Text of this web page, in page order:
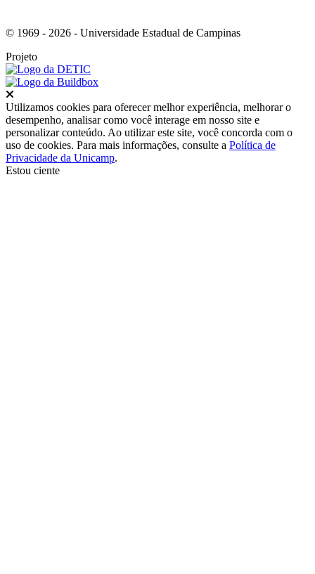
© 1969 - 2026 - Universidade Estadual de Campinas
Projeto
Utilizamos cookies para oferecer melhor experiência, melhorar o
desempenho, analisar como você interage em nosso site e
personalizar conteúdo. Ao utilizar este site, você concorda com o
uso de cookies. Para mais informações, consulte a Política de
Privacidade da Unicamp.
Estou ciente